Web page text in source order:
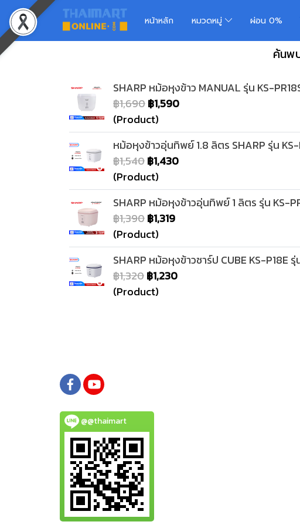
หน้าหลัก หมวดหมู่ ผ่อน 0%
ค้นพ
SHARP หม้อหุงข้าว MANUAL รุ่น KS-
฿1,690฿1,590
(Product)
หม้อหุงข้าวอุ่นทิพย์ 1.8 ลิตร SHARP รุ่น KS-
฿1,540฿1,430
(Product)
SHARP หม้อหุงข้าวอุ่นทิพย์ 1 ลิตร รุ่น KS-
฿1,390฿1,319
(Product)
SHARP หม้อหุงข้าวชาร์ป CUBE KS-P18E
฿1,320฿1,230
(Product)
@@thaimart